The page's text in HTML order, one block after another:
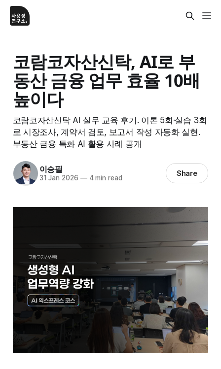
코람코자산신탁, AI로 부
동산 금융 업무 효율 10배
높이다
코람코자산신탁 AI 실무 교육 후기. 이론 5회·실습 3회
로 시장조사, 계약서 검토, 보고서 작성 자동화 실현.
부동산 금융 특화 AI 활용 사례 공개
이승필
31 Jan 2026 —4 min read Share